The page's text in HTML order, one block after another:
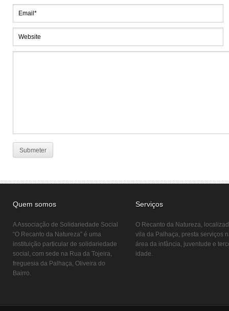
Quem somos
A Associação de Solidariedade Social
“O Recanto da Natureza” é uma
instituição particular de solidariedade
social, com sede na Rua da Tojeira,
freguesia da Palhaça, Oliveira do
Bairro.
Serviços
O Recanto da Natureza,
vila da Palhaça, presta serviços
área da infância, juventude e
idade.